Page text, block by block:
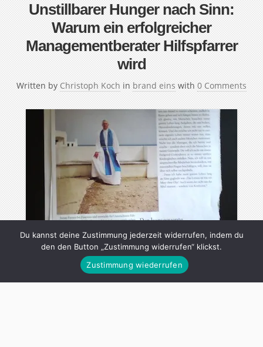
Unstillbarer Hunger nach Sinn:
Warum ein erfolgreicher
Managementberater Hilfspfarrer
wird
Written by Christoph Koch in brand eins with 0 Comments
Eckart Flöther war Wirtschaftsjournalist und
Du kannst deine Zustimmung jederzeit widerrufen, indem du
den den Button „Zustimmung widerrufen“ klickst.
Zustimmung wiederrufen